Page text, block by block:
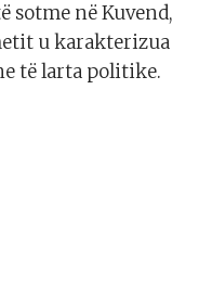
sotme në Kuvend,
u karakterizua
të larta politike.